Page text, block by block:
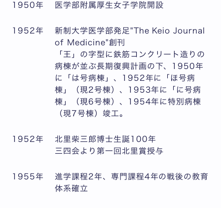
1950年 医学部附属厚生女子学院開設
1952年
新制大学医学部発足"The Keio Journal
of Medicine"創刊
「王」の字型に鉄筋コンクリート造りの
病棟が並ぶ長期復興計画の下、1950年
に「は号病棟」、1952年に「ほ号病
棟」（現2号棟）、1953年に「に号病
棟」（現6号棟）、1954年に特別病棟
（現7号棟）竣工。
1952年
北里柴三郎博士生誕100年
三四会より第一回北里賞授与
1955年
進学課程2年、専門課程4年の戦後の教育
体系確立